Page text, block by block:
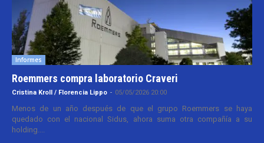
Informes
Roemmers compra laboratorio Craveri
Cristina Kroll / Florencia Lippo - 05/05/2026 20:00
Menos de un año después de que el grupo Roemmers se haya
quedado con el nacional Sidus, ahora suma otra compañía a su
holding....